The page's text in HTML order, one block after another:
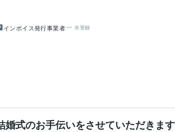
インボイス発行事業者 未登録
婚式のお手伝いをさせていただきま